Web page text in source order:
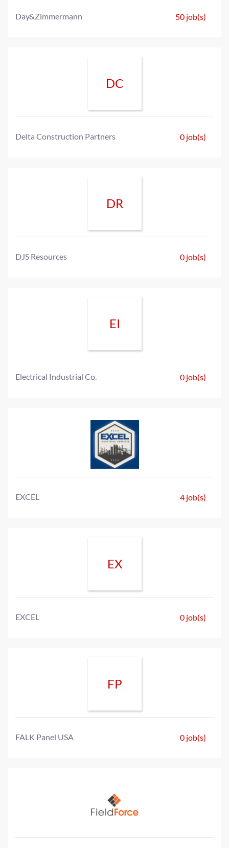
Day&Zimmermann 50 job(s)
DC
Delta Construction Partners 0 job(s)
DR
DJS Resources 0 job(s)
EI
Electrical Industrial Co. 0 job(s)
EXCEL 4 job(s)
EX
EXCEL 0 job(s)
FP
FALK Panel USA 0 job(s)